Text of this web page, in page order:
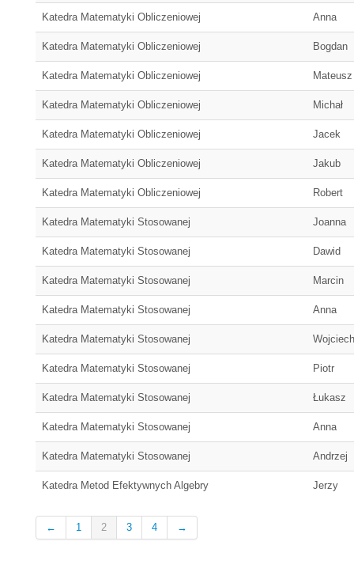
Katedra Matematyki Obliczeniowej Anna
Katedra Matematyki Obliczeniowej Bogdan
Katedra Matematyki Obliczeniowej Mateusz
Katedra Matematyki Obliczeniowej Michał
Katedra Matematyki Obliczeniowej Jacek
Katedra Matematyki Obliczeniowej Jakub
Katedra Matematyki Obliczeniowej Robert
Katedra Matematyki Stosowanej Joanna
Katedra Matematyki Stosowanej Dawid
Katedra Matematyki Stosowanej Marcin
Katedra Matematyki Stosowanej Anna
Katedra Matematyki Stosowanej Wojciech
Katedra Matematyki Stosowanej Piotr
Katedra Matematyki Stosowanej Łukasz
Katedra Matematyki Stosowanej Anna
Katedra Matematyki Stosowanej Andrzej
Katedra Metod Efektywnych Algebry Jerzy
← 1 2 3 4 →